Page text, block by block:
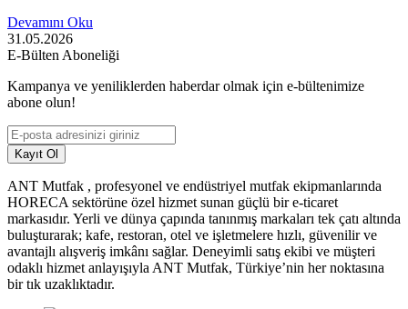
Devamını Oku
31.05.2026
E-Bülten Aboneliği
Kampanya ve yeniliklerden haberdar olmak için e-bültenimize
abone olun!
Kayıt Ol
ANT Mutfak , profesyonel ve endüstriyel mutfak ekipmanlarında
HORECA sektörüne özel hizmet sunan güçlü bir e-ticaret
markasıdır. Yerli ve dünya çapında tanınmış markaları tek çatı altında
buluşturarak; kafe, restoran, otel ve işletmelere hızlı, güvenilir ve
avantajlı alışveriş imkânı sağlar. Deneyimli satış ekibi ve müşteri
odaklı hizmet anlayışıyla ANT Mutfak, Türkiye’nin her noktasına
bir tık uzaklıktadır.